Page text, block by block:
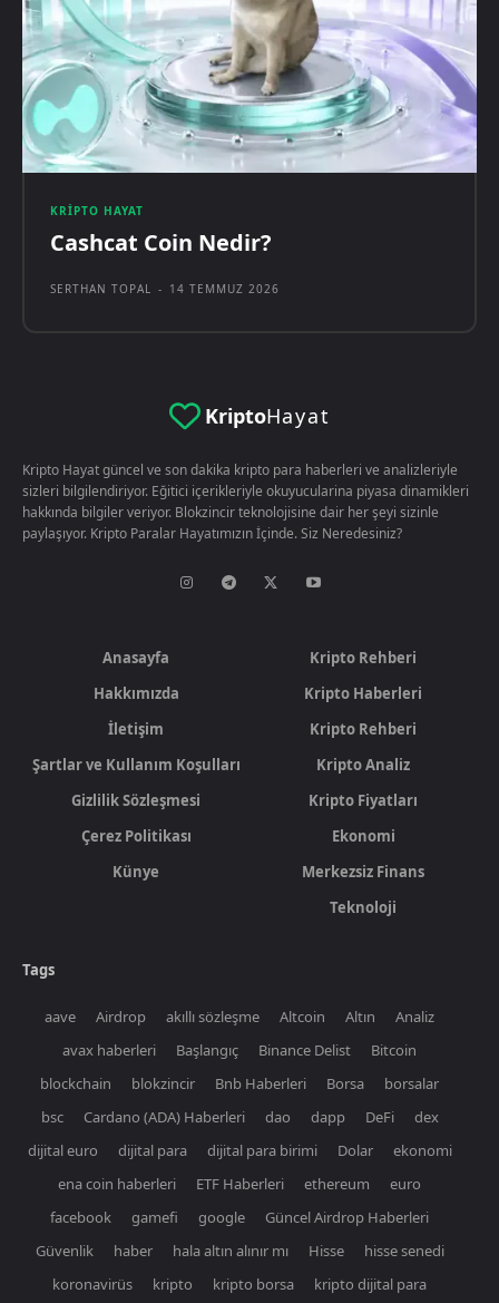
KRIPTO HAYAT
Cashcat Coin Nedir?
SERTHAN TOPAL - 14 TEMMUZ 2026
KriptoHayat
Kripto Hayat güncel ve son dakika kripto para haberleri ve analizleriyle
sizleri bilgilendiriyor. Eğitici içerikleriyle okuyucularina piyasa dinamikleri
hakkında bilgiler veriyor. Blokzincir teknolojisine dair her şeyi sizinle
paylaşıyor. Kripto Paralar Hayatımızın İçinde. Siz Neredesiniz?
Anasayfa
Hakkımızda
İletişim
Şartlar ve Kullanım Koşulları
Gizlilik Sözleşmesi
Çerez Politikası
Künye
Kripto Rehberi
Kripto Haberleri
Kripto Rehberi
Kripto Analiz
Kripto Fiyatları
Ekonomi
Merkezsiz Finans
Teknoloji
Tags
aave Airdrop akıllı sözleşme Altcoin Altın
Analiz
avax haberleri
Başlangıç Binance Delist
Bitcoin
blockchain
blokzincir Bnb Haberleri Borsa
borsalar
bsc
Cardano (ADA) Haberleri dao dapp DeFi
dex
dijital euro
dijital para dijital para birimi Dolar
ekonomi
ena coin haberleri
ETF Haberleri ethereum
euro
facebook
gamefi google
Güncel Airdrop Haberleri
Güvenlik
haber hala altın alınır mı Hisse
hisse senedi
koronavirüs
kripto kripto borsa kripto dijital para